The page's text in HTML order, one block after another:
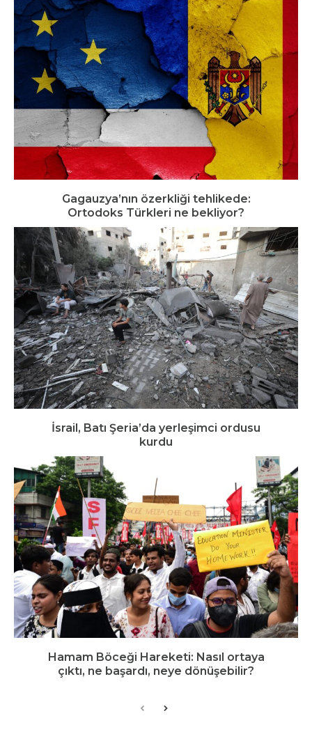
Gagauzya’nın özerkliği tehlikede:
Ortodoks Türkleri ne bekliyor?
İsrail, Batı Şeria’da yerleşimci ordusu
kurdu
Hamam Böceği Hareketi: Nasıl ortaya
çıktı, ne başardı, neye dönüşebilir?